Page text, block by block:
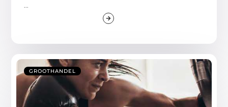
...
GROOTHANDEL